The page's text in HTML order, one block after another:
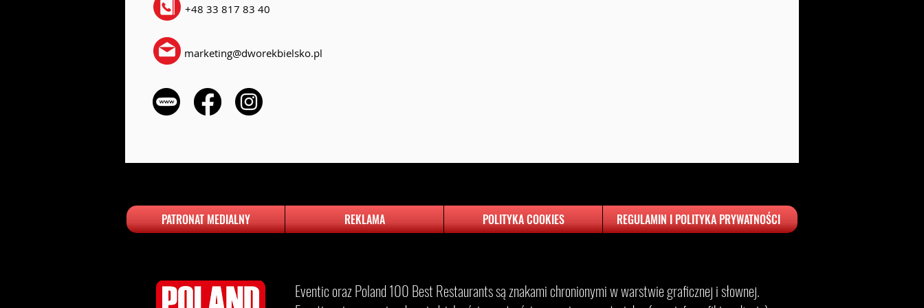
+48 33 817 83 40
marketing@dworekbielsko.pl
PATRONAT MEDIALNY REKLAMA REGULAMIN I POLITYKA PRYWATNOŚCI
POLITYKA COOKIES
Eventic oraz Poland 100 Best Restaurants są znakami chronionymi w warstwie graficznej i słownej.